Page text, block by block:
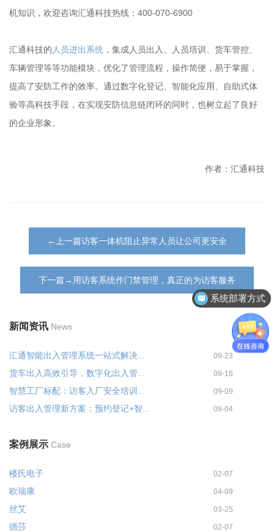
机知识，欢迎咨询汇通科技热线：400-070-6900
汇通科技的 人员进出系统 ，集成人员出入、人员培训、货车管控、
车辆管理等等功能模块，优化了管理流程，操作简便，易于掌握，
提高了安防工作的效率。通过数字化登记、智能化应用、自助式体
验等高科技手段，在实现安防信息链闭环的同时，也树立起了良好
的企业形象。
作者：汇通科技
←上一篇访客一体机阻止异常人员让公司更安全
下一篇→用访客系统作门禁管理，真正的为访客服务
新闻资讯 News
汇通智能出入管理系统一站式解决... 09-23
货车出入高效引导，数字化出入管... 09-16
智慧工厂标配：访客入厂安全培训... 09-09
访客出入管理新方案：预约登记+智... 09-04
案例展示 Case
楼氏电子 02-07
欧瑞康 04-09
丝艾 03-25
德莎 02-07
系统部署方式